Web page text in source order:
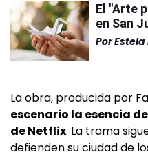
El "Arte
en San
PorEstela
La obra, producida por
escenario la esencia
de Netflix. La trama
defienden su ciudad de